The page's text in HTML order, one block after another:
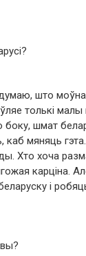
што
толькі
боку, шмат
каб мяняць
Хто хоча
карціна.
і